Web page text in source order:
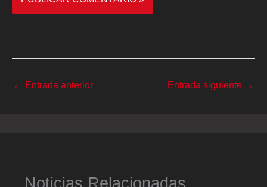
← Entrada anterior Entrada siguiente →
Noticias Relacionadas